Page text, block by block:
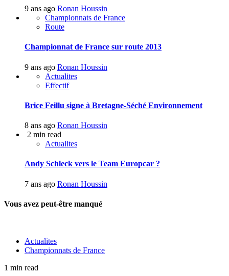
9 ans ago Ronan Houssin
Championnats de France
Route
Championnat de France sur route 2013
9 ans ago Ronan Houssin
Actualites
Effectif
Brice Feillu signe à Bretagne-Séché Environnement
8 ans ago Ronan Houssin
2 min read
Actualites
Andy Schleck vers le Team Europcar ?
7 ans ago Ronan Houssin
Vous avez peut-être manqué
Actualites
Championnats de France
1 min read